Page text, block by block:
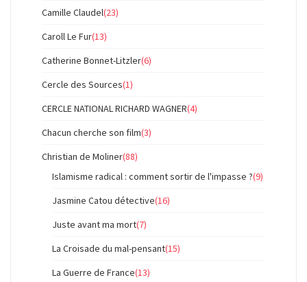
Camille Claudel(23)
Caroll Le Fur(13)
Catherine Bonnet-Litzler(6)
Cercle des Sources(1)
CERCLE NATIONAL RICHARD WAGNER(4)
Chacun cherche son film(3)
Christian de Moliner(88)
Islamisme radical : comment sortir de l'impasse ?(9)
Jasmine Catou détective(16)
Juste avant ma mort(7)
La Croisade du mal-pensant(15)
La Guerre de France(13)